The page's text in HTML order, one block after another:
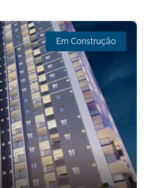
Em Construção